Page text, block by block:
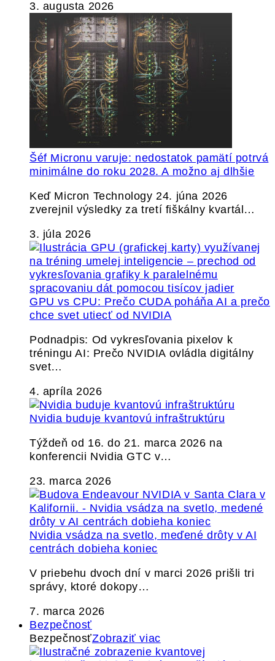
3. augusta 2026
Šéf Micronu varuje: nedostatok pamätí potrvá
minimálne do roku 2028. A možno aj dlhšie
Keď Micron Technology 24. júna 2026
zverejnil výsledky za tretí fiškálny kvartál…
3. júla 2026
GPU vs CPU: Prečo CUDA poháňa AI a prečo
chce svet utiecť od NVIDIA
Podnadpis: Od vykresľovania pixelov k
tréningu AI: Prečo NVIDIA ovládla digitálny
svet…
4. apríla 2026
Nvidia buduje kvantovú infraštruktúru
Týždeň od 16. do 21. marca 2026 na
konferencii Nvidia GTC v…
23. marca 2026
Nvidia vsádza na svetlo, meďené drôty v AI
centrách dobieha koniec
V priebehu dvoch dní v marci 2026 prišli tri
správy, ktoré dokopy…
7. marca 2026
Bezpečnosť
BezpečnosťZobraziť viac